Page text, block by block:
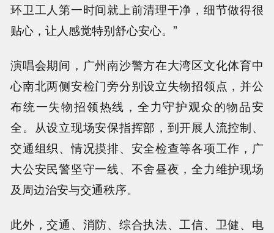
环卫工人第一时间就上前清理干净，细节做得很
贴心，让人感觉特别舒心安心。”
演唱会期间，广州南沙警方在大湾区文化体育中
心南北两侧安检门旁分别设立失物招领点，并公
布统一失物招领热线，全力守护观众的物品安
全。从设立现场安保指挥部，到开展人流控制、
交通组织、情况摸排、安全检查等各项工作，广
大公安民警坚守一线、不舍昼夜，全力维护现场
及周边治安与交通秩序。
此外，交通、消防、综合执法、工信、卫健、电